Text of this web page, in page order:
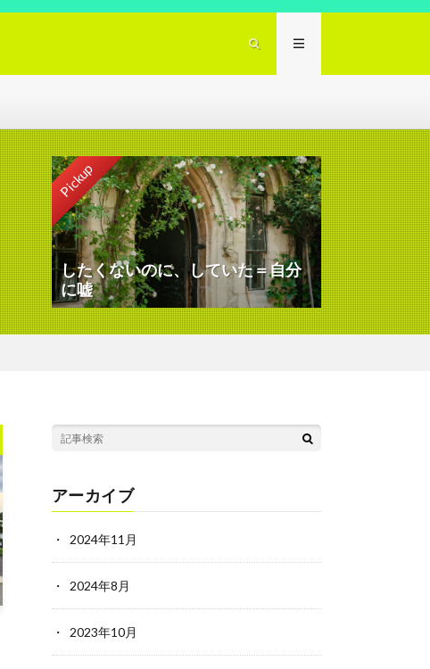
Pickup
したくないのに、していた＝自分
に嘘
アーカイブ
2024年11月
2024年8月
2023年10月